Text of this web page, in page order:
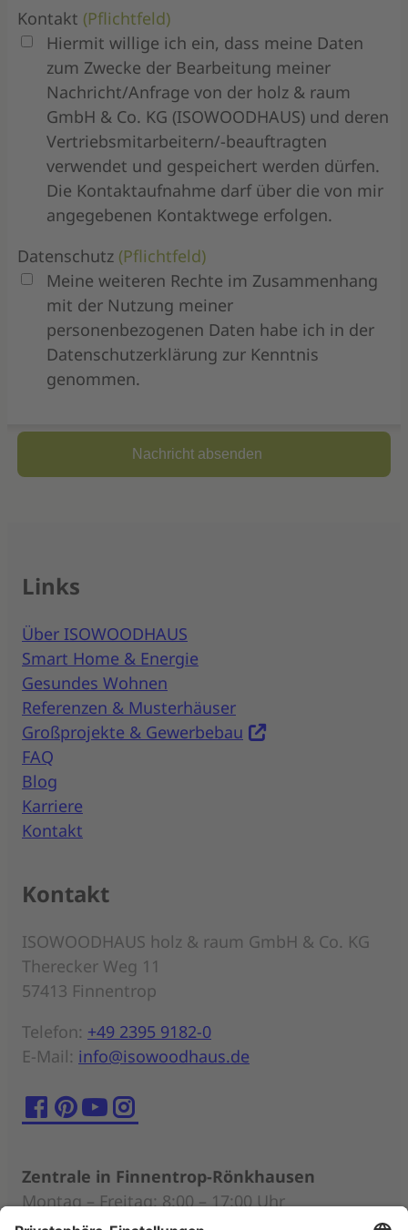
Kontakt (Pflichtfeld)
Hiermit willige ich ein, dass meine Daten
zum Zwecke der Bearbeitung meiner
Nachricht/Anfrage von der holz & raum
GmbH & Co. KG (ISOWOODHAUS) und deren
Vertriebsmitarbeitern/-beauftragten
verwendet und gespeichert werden dürfen.
Die Kontaktaufnahme darf über die von mir
angegebenen Kontaktwege erfolgen.
Datenschutz (Pflichtfeld)
Meine weiteren Rechte im Zusammenhang
mit der Nutzung meiner
personenbezogenen Daten habe ich in der
Datenschutzerklärung zur Kenntnis
genommen.
Links
Über ISOWOODHAUS
Smart Home & Energie
Gesundes Wohnen
Referenzen & Musterhäuser
Großprojekte & Gewerbebau
FAQ
Blog
Karriere
Kontakt
Kontakt
ISOWOODHAUS holz & raum GmbH & Co. KG
Therecker Weg 11
57413 Finnentrop
Telefon: +49 2395 9182-0
E-Mail: info@isowoodhaus.de
Zentrale in Finnentrop-Rönkhausen
Montag – Freitag: 8:00 – 17:00 Uhr